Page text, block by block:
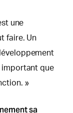
une
faire. Un
important que
»
sa